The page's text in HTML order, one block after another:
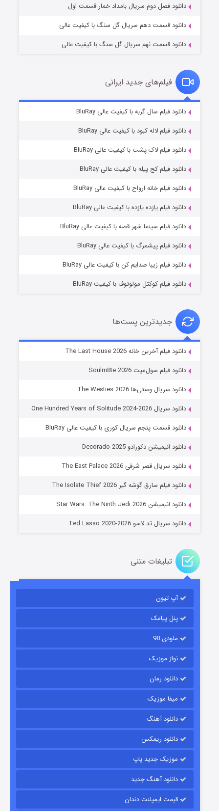
قسمت۲ (زیرنویس) منتشر شد
شوگر فصل ۲
خاندان اژدها فصل ۳
قسمت۶ (زیرنویس) منتشر شد
قسمت
دانلود فصل دوم سریال بامداد خمار قسمت اول
دانلود قسمت دهم سریال گل سنگ با کیفیت عالی
دانلود قسمت نهم سریال گل سنگ با کیفیت عالی
فیلم‌های جدید ایرانی
دانلود فیلم سال گربه با کیفیت عالی BluRay
دانلود فیلم لاله کبود با کیفیت عالی BluRay
دانلود فیلم لاک پشت با کیفیت عالی BluRay
دانلود فیلم کج‌ پیله با کیفیت عالی BluRay
دانلود فیلم خانه ارواح با کیفیت عالی BluRay
دانلود فیلم یازده یازده با کیفیت عالی BluRay
دانلود فیلم سینما شهر قصه با کیفیت عالی BluRay
دانلود فیلم پیشمرگ با کیفیت عالی BluRay
دانلود فیلم زیبا صدایم کن با کیفیت عالی BluRay
دانلود فیلم کوکتل مولوتوف با کیفیت BluRay
جدیدترین پست‌ها
دانلود فیلم آخرین خانه The Last House 2026
دانلود فیلم سول‌میت Soulm8te 2026
دانلود سریال وستی‌ها The Westies 2026
دانلود سریال One Hundred Years of Solitude 2024-2026
دانلود قسمت پنجم سریال کوری با کیفیت عالی BluRay
دانلود انیمیشن دکورادو Decorado 2025
دانلود سریال قصر شرقی The East Palace 2026
دانلود فیلم سارق گوشه گیر The Isolate Thief 2026
دانلود انیمیشن Star Wars: The Ninth Jedi 2026
دانلود سریال تد لاسو Ted Lasso 2020-2026
تبلیغات متنی
آپ تیون
پنل پیامک
ملودی 98
نواز موزیک
دانلود رمان
میفا موزیک
دانلود آهنگ
دانلود ریمکس
موزیک جدید پاپ
دانلود آهنگ جدید
قیمت ایمپلنت دندان